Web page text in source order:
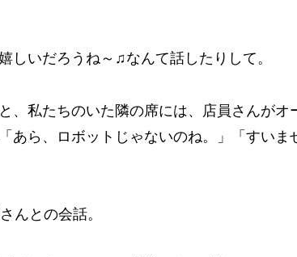
しいだろうね～♫なんて話したりして。
、私たちのいた隣の席には、店員さんがオ
あら、ロボットじゃないのね。」「すいま
んとの会話。